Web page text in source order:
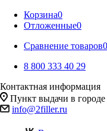
Корзина0
Отложенные0
Сравнение товаров0
8 800 333 40 29
Контактная информация
Пункт выдачи в
info@2filler.ru